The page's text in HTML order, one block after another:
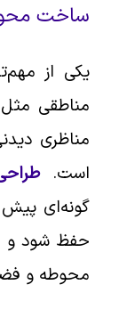
ساخت محوطه
یکی از
مناطقی مثل
مناظری
است.طراحی
گونه‌ای پیش
حفظ شود و
محوطه و فضای